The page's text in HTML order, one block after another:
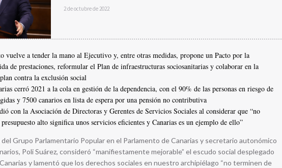
2 de octubre de 2022
vuelve a tender la mano al Ejecutivo y, entre otras medidas, propone un Pacto por la
de prestaciones, reformular el Plan de infraestructuras sociosanitarias y colaborar en la
contra la exclusión social
cerró 2021 a la cola en gestión de la dependencia, con el 90% de las personas en riesgo de
y 7500 canarios en lista de espera por una pensión no contributiva
con la Asociación de Directoras y Gerentes de Servicios Sociales al considerar que “no
presupuesto alto significa unos servicios eficientes y Canarias es un ejemplo de ello”
Grupo Parlamentario Popular en el Parlamento de Canarias y secretario autonómico
Poli Suárez, consideró “manifiestamente mejorable” el escudo social desplegado
y lamentó que los derechos sociales en nuestro archipiélago “no terminen de